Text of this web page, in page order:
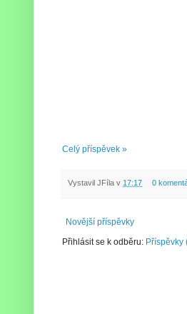
Celý příspěvek »
Vystavil JFíla v 17:17 0
Novější příspěvky
Přihlásit se k odběru: Příspěvky